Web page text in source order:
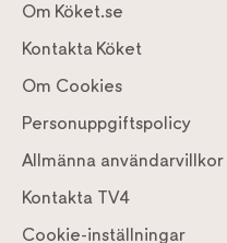
Om Köket.se
Kontakta Köket
Om Cookies
Personuppgiftspolicy
Allmänna användarvillkor
Kontakta TV4
Cookie-inställningar